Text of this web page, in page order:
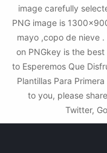
image carefully
PNG image is
mayo ,copo de nieve
on PNGkey is the
to Esperemos Que
Plantillas Para
to you, please
Twitter,